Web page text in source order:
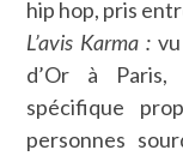
hip hop, pris
L’avis Karma :
d’Or à
spécifique
personnes